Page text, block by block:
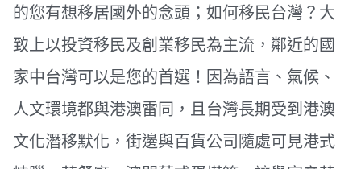
的您有想移居國外的念頭；如何移民台灣？大
致上以投資移民及創業移民為主流，鄰近的國
家中台灣可以是您的首選！因為語言、氣候、
人文環境都與港澳雷同，且台灣長期受到港澳
文化潛移默化，街邊與百貨公司隨處可見港式